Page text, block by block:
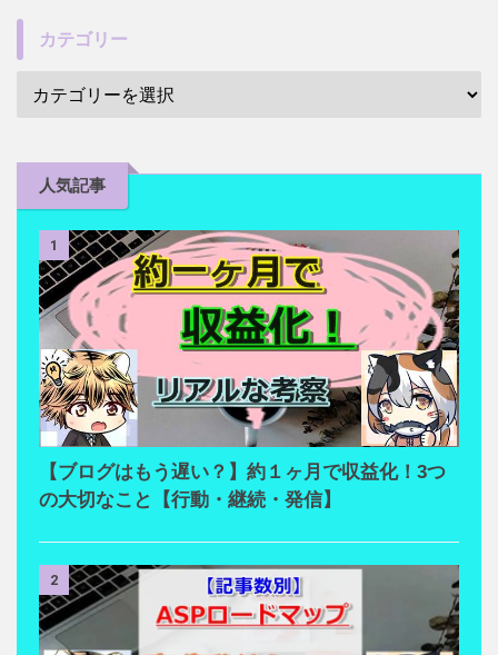
カテゴリー
人気記事
1
【ブログはもう遅い？】約１ヶ月で収益化！3つ
の大切なこと【行動・継続・発信】
2